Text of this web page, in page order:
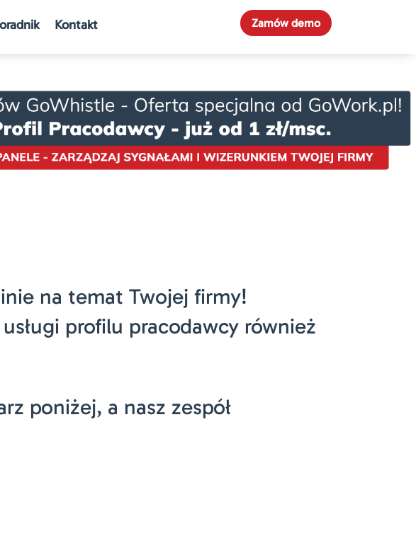
Kontakt Zamów demo
na temat Twojej firmy!
profilu pracodawcy również
poniżej, a nasz zespół